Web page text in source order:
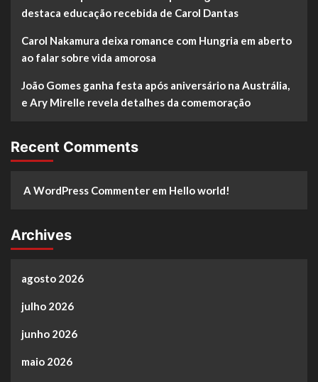
destaca educação recebida de Carol Dantas
Carol Nakamura deixa romance com Hungria em aberto
ao falar sobre vida amorosa
João Gomes ganha festa após aniversário na Austrália,
e Ary Mirelle revela detalhes da comemoração
Recent Comments
A WordPress Commenter em Hello world!
Archives
agosto 2026
julho 2026
junho 2026
maio 2026